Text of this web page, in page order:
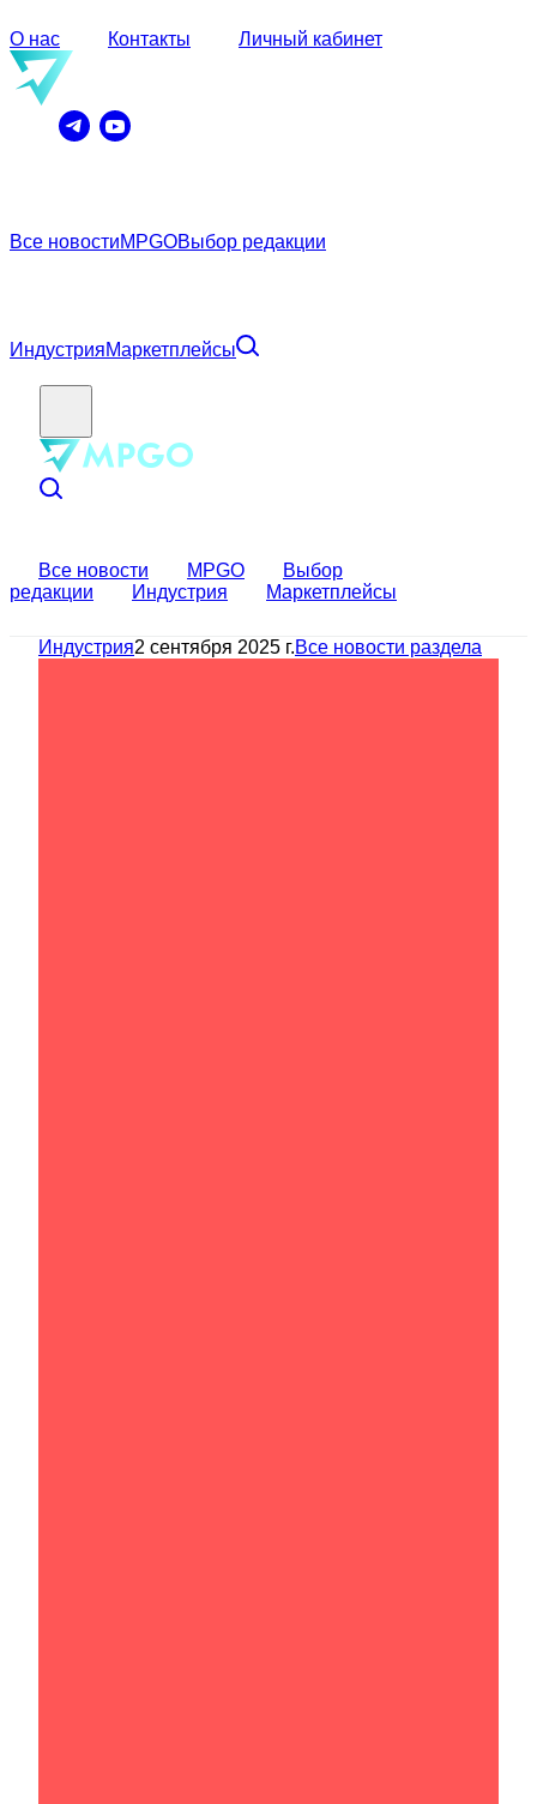
О нас Контакты Личный кабинет
Все новостиMPGOВыбор редакции
ИндустрияМаркетплейсы
Все новости MPGO
Выбор
редакции
Индустрия Маркетплейсы
Индустрия2 сентября 2025 г.Все новости раздела